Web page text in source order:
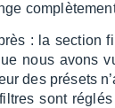
: la section
nous avons
des présets
sont